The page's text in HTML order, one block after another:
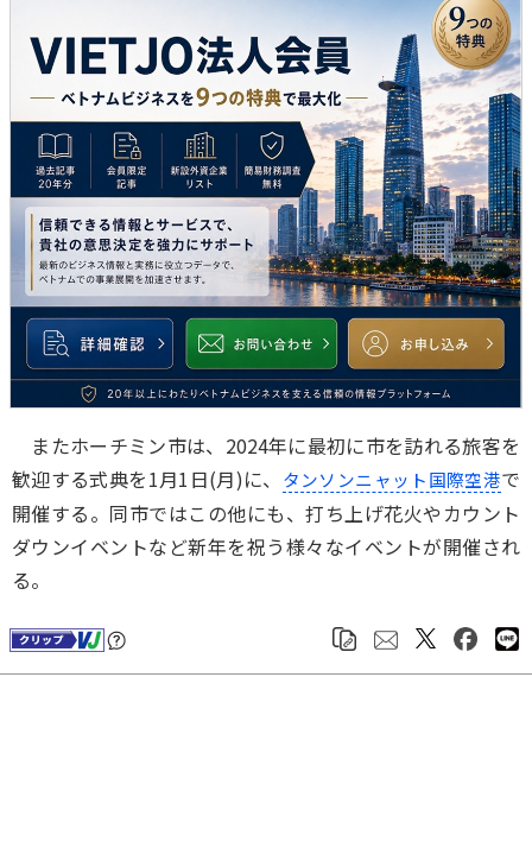
またホーチミン市は、2024年に最初に市を訪れる旅客を
歓迎する式典を1月1日(月)に、 タンソンニャット国際空港で
開催する。同市ではこの他にも、打ち上げ花火やカウント
ダウンイベントなど新年を祝う様々なイベントが開催され
る。